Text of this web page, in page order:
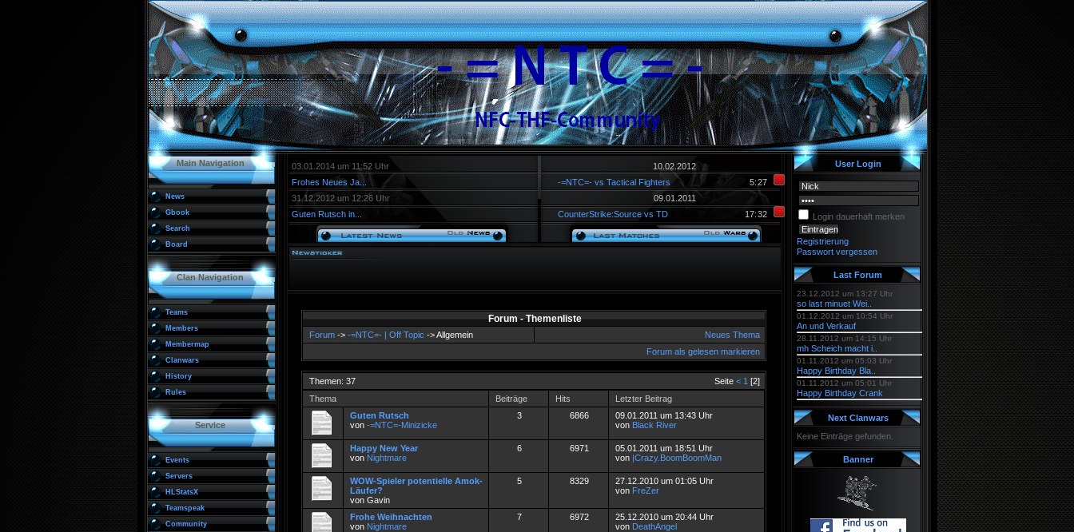
Main Navigation
News
Gbook
Search
Board
Clan Navigation
Teams
Members
Membermap
Clanwars
History
Rules
Service
Events
Servers
HLStatsX
Teamspeak
Community
03.01.2014 um 11:52 Uhr
Frohes Neues Ja...
31.12.2012 um 12:26 Uhr
Guten Rutsch in...
10.02.2012
-=NTC=- vs Tactical Fighters
5:27
09.01.2011
CounterStrike:Source vs TD
17:32
User Login
Login dauerhaft merken
Registrierung
Passwort vergessen
Last Forum
23.12.2012 um 13:27 Uhr
so last minuet Wei..
01.12.2012 um 10:54 Uhr
An und Verkauf
28.11.2012 um 14:15 Uhr
mh Scheich macht i..
01.11.2012 um 05:03 Uhr
Happy Birthday Bla..
01.11.2012 um 05:01 Uhr
Happy Birthday Crank
Next Clanwars
Keine Einträge gefunden.
Banner
Forum - Themenliste
Forum -> -=NTC=- | Off Topic -> Allgemein
Neues Thema
Forum als gelesen markieren
Themen: 37 Seite < 1 [2]
Thema
Beiträge Hits
Letzter Beitrag
Guten Rutsch
von -=NTC=-Minizicke
3 6866
09.01.2011 um 13:43 Uhr
von Black River
Happy New Year
von Nightmare
6 6971
05.01.2011 um 18:51 Uhr
von |Crazy.BoomBoomMan
WOW-Spieler potentielle Amok-
Läufer?
von Gavin
5 8329
27.12.2010 um 01:05 Uhr
von FreZer
Frohe Weihnachten
von Nightmare
7 6972
25.12.2010 um 20:44 Uhr
von DeathAngel